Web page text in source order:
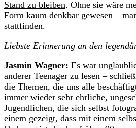
Stand zu bleiben. Ohne sie wäre
Form kaum denkbar gewesen –
stattfinden.
Liebste Erinnerung an den
Jasmin Wagner: Es war
anderer Teenager zu lesen –
die Themen, die uns alle
immer wieder sehr ehrliche,
Jugendlichen, die sich selbst
einem gezeigt, dass mit einem